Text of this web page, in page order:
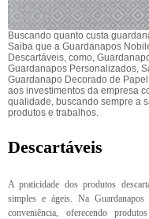
Buscando quanto custa
Saiba que a Guardanapos
Descartáveis, como,
Guardanapos Personalizados,
Guardanapo Decorado de
aos investimentos da empresa
qualidade, buscando sempre a
produtos e trabalhos.
Descartáveis
A praticidade dos produtos
simples e ágeis. Na
conveniência, oferecendo